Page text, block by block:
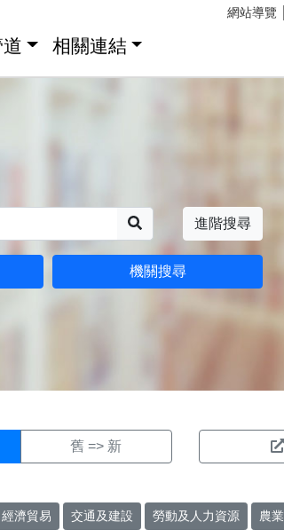
網站導覽
相關連結
進階搜尋
機關搜尋
舊 => 新
經濟貿易 交通及建設 勞動及人力資源 農業